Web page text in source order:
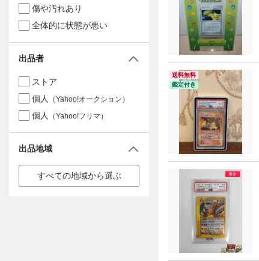
送料無料
鑑定付き
傷や汚れあり
全体的に状態が悪い
出品者
ストア
個人
（Yahoo!オークション）
個人 （Yahoo!フリマ）
出品地域
すべての地域から選ぶ